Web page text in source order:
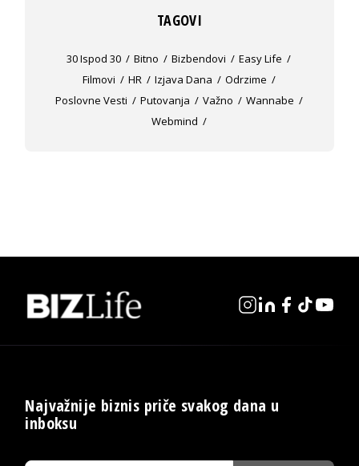
TAGOVI
30 Ispod 30 Bitno Bizbendovi
Easy Life
Filmovi
HR Izjava Dana
Odrzime
Poslovne Vesti
Putovanja Važno
Wannabe
Webmind
Najvažnije biznis priče svakog dana u
inboksu